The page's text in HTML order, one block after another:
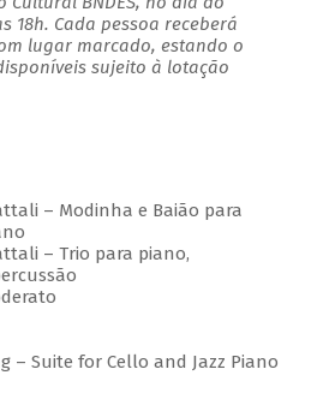
18h. Cada pessoa receberá
lugar marcado, estando o
sujeito à lotação
– Modinha e Baião para
– Trio para piano,
– Suite for Cello and Jazz Piano